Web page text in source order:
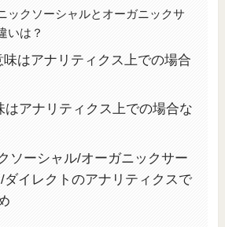
ックソーシャルとオーガニックサ
いは？
味はアナリティクス上での場合
はアナリティクス上での場合な
ソーシャル/オーガニックサー
ダイレクトのアナリティクスで